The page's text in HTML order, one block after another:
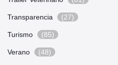
Transparencia (27)
Turismo (85)
Verano (48)